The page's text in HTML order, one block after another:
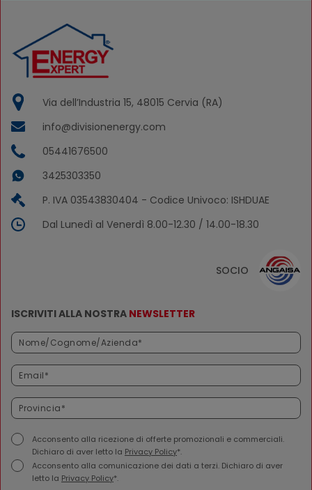
Via dell’Industria 15, 48015 Cervia (RA)
info@divisionenergy.com
05441676500
3425303350
P. IVA 03543830404 - Codice Univoco: ISHDUAE
Dal Lunedì al Venerdì 8.00-12.30 / 14.00-18.30
SOCIO
ISCRIVITI ALLA NOSTRA NEWSLETTER
Acconsento alla ricezione di offerte promozionali e commerciali.
Dichiaro di aver letto la Privacy Policy*.
Acconsento alla comunicazione dei dati a terzi. Dichiaro di aver
letto la Privacy Policy*.